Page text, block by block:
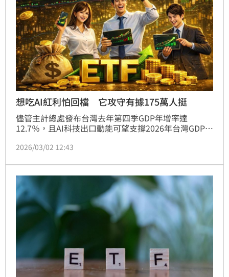
想吃AI紅利怕回檔 它攻守有據175萬人挺
儘管主計總處發布台灣去年第四季GDP年增率達
12.7％，且AI科技出口動能可望支撐2026年台灣GDP年
更注重「風險分散」，對於擔憂盤勢波動、又不想錯過
永續高股息(00878)，無疑是資產配置好選擇，投資人
趕緊趁勢加碼。
2026/03/02 12:43